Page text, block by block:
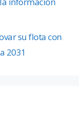
su flota con
2031